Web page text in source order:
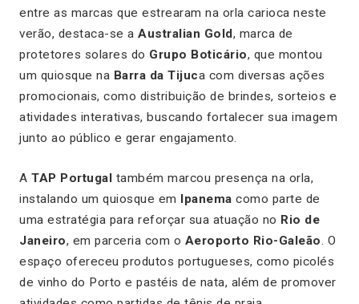
entre as marcas que estrearam na orla carioca neste
verão, destaca-se a Australian Gold, marca de
protetores solares do Grupo Boticário, que montou
um quiosque na Barra da Tijuca com diversas ações
promocionais, como distribuição de brindes, sorteios e
atividades interativas, buscando fortalecer sua imagem
junto ao público e gerar engajamento.
A TAP Portugal também marcou presença na orla,
instalando um quiosque em Ipanema como parte de
uma estratégia para reforçar sua atuação no Rio de
Janeiro, em parceria com o Aeroporto Rio-Galeão. O
espaço ofereceu produtos portugueses, como picolés
de vinho do Porto e pastéis de nata, além de promover